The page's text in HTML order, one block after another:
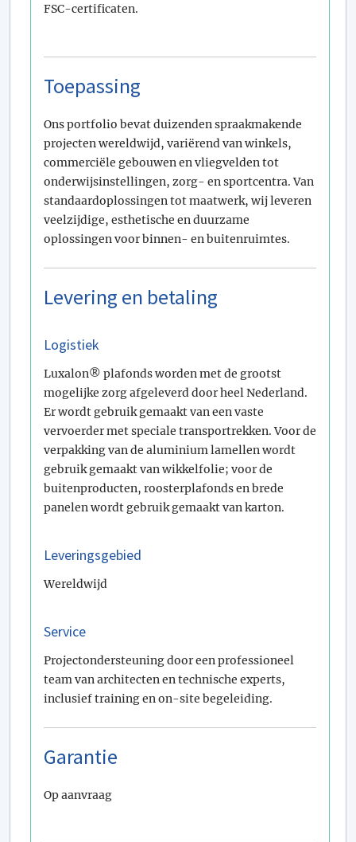
FSC-certificaten.
Toepassing
Ons portfolio bevat duizenden spraakmakende
projecten wereldwijd, variërend van winkels,
commerciële gebouwen en vliegvelden tot
onderwijsinstellingen, zorg- en sportcentra. Van
standaardoplossingen tot maatwerk, wij leveren
veelzijdige, esthetische en duurzame
oplossingen voor binnen- en buitenruimtes.
Levering en betaling
Logistiek
Luxalon® plafonds worden met de grootst
mogelijke zorg afgeleverd door heel Nederland.
Er wordt gebruik gemaakt van een vaste
vervoerder met speciale transportrekken. Voor de
verpakking van de aluminium lamellen wordt
gebruik gemaakt van wikkelfolie; voor de
buitenproducten, roosterplafonds en brede
panelen wordt gebruik gemaakt van karton.
Leveringsgebied
Wereldwijd
Service
Projectondersteuning door een professioneel
team van architecten en technische experts,
inclusief training en on-site begeleiding.
Garantie
Op aanvraag